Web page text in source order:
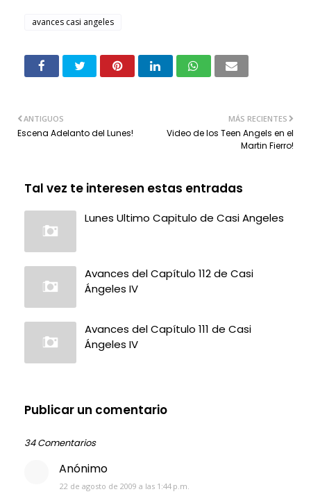
avances casi angeles
MÁS RECIENTES
Video de los Teen Angels en el
Martin Fierro!
ANTIGUOS
Escena Adelanto del Lunes!
Tal vez te interesen estas entradas
Lunes Ultimo Capitulo de Casi Angeles
Avances del Capítulo 112 de Casi
Ángeles IV
Avances del Capítulo 111 de Casi
Ángeles IV
Publicar un comentario
34 Comentarios
Anónimo
22 de agosto de 2009 a las 1:44 p.m.